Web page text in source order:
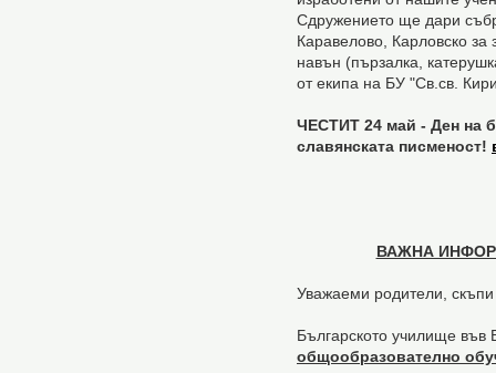
Сдружението ще дари
Каравелово, Карловско за
навън (пързалка,
от екипа на БУ "Св.св.
ЧЕСТИТ 24 май - Ден на
славянската писменост!
ВАЖНА
Уважаеми родители,
Българското училище във
общообразователно